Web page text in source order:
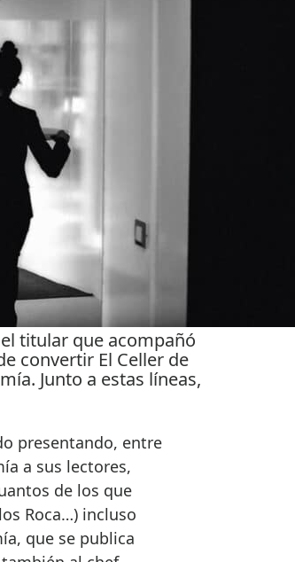
titular que acompañó
convertir El Celler de
Junto a estas líneas,
presentando, entre
a sus lectores,
de los que
Roca…) incluso
que se publica